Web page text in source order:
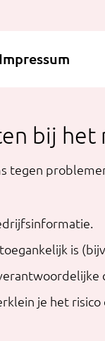
bij het
tegen
is
je het risico